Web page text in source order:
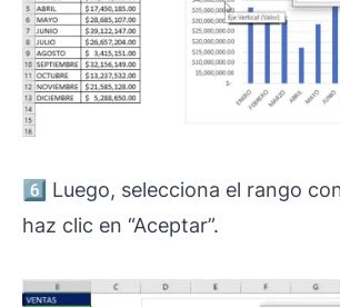
6️⃣ Luego, selecciona el rango
haz clic en “Aceptar”.